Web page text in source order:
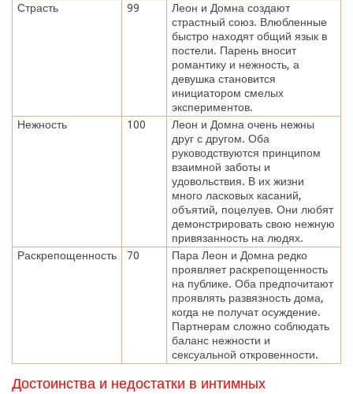
Страсть
99
Леон и Домна создают
страстный союз. Влюбленные
быстро находят общий язык в
постели. Парень вносит
романтику и нежность, а
девушка становится
инициатором смелых
экспериментов.
Нежность
100
Леон и Домна очень нежны
друг с другом. Оба
руководствуются принципом
взаимной заботы и
удовольствия. В их жизни
много ласковых касаний,
объятий, поцелуев. Они любят
демонстрировать свою нежную
привязанность на людях.
Раскрепощенность
70
Пара Леон и Домна редко
проявляет раскрепощенность
на публике. Оба предпочитают
проявлять развязность дома,
когда не получат осуждение.
Партнерам сложно соблюдать
баланс нежности и
сексуальной откровенности.
Достоинства и недостатки в интимных